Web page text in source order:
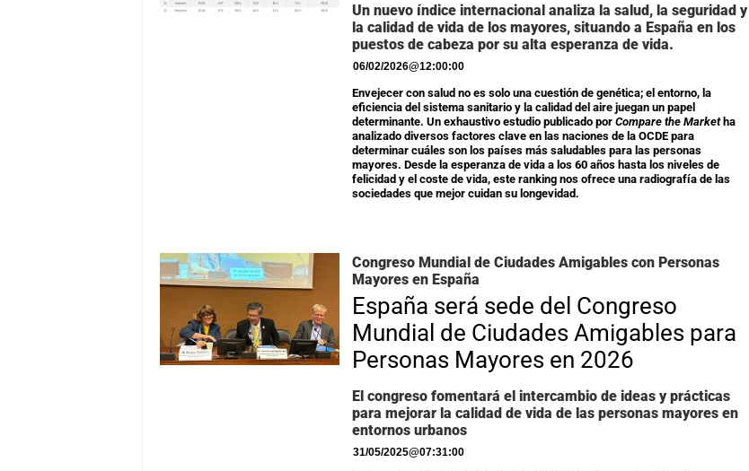
Un nuevo índice internacional analiza la salud, la seguridad y
la calidad de vida de los mayores, situando a España en los
puestos de cabeza por su alta esperanza de vida.
06/02/2026@12:00:00
Envejecer con salud no es solo una cuestión de genética; el entorno, la
eficiencia del sistema sanitario y la calidad del aire juegan un papel
determinante. Un exhaustivo estudio publicado porCompare the Marketha
analizado diversos factores clave en las naciones de la OCDE para
determinar cuáles son los países más saludables para las personas
mayores. Desde la esperanza de vida a los 60 años hasta los niveles de
felicidad y el coste de vida, este ranking nos ofrece una radiografía de las
sociedades que mejor cuidan su longevidad.
Congreso Mundial de Ciudades Amigables con Personas
Mayores en España
España será sede del Congreso
Mundial de Ciudades Amigables para
Personas Mayores en 2026
El congreso fomentará el intercambio de ideas y prácticas
para mejorar la calidad de vida de las personas mayores en
entornos urbanos
31/05/2025@07:31:00